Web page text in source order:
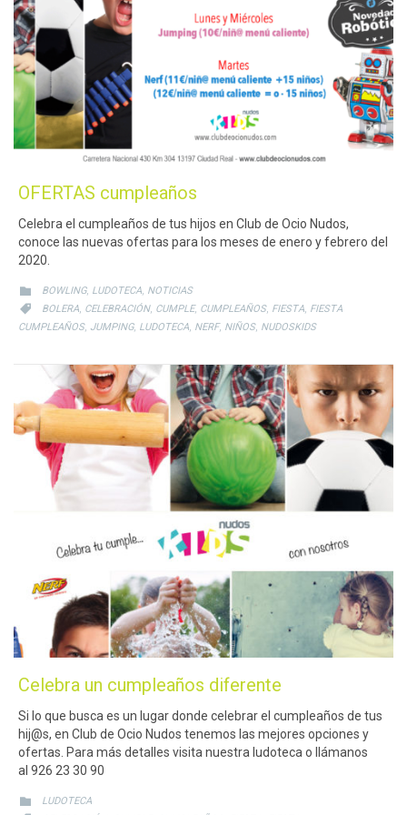
OFERTAS cumpleaños
Celebra el cumpleaños de tus hijos en Club de Ocio Nudos,
conoce las nuevas ofertas para los meses de enero y febrero del
2020.
 CATEGORY
BOWLING, LUDOTECA, NOTICIAS

CATEGORY
BOLERA, CELEBRACIÓN, CUMPLE, CUMPLEAÑOS, FIESTA, FIESTA
CUMPLEAÑOS, JUMPING, LUDOTECA, NERF, NIÑOS, NUDOSKIDS
Celebra un cumpleaños diferente
Si lo que busca es un lugar donde celebrar el cumpleaños de tus
hij@s, en Club de Ocio Nudos tenemos las mejores opciones y
ofertas. Para más detalles visita nuestra ludoteca o llámanos
al 926 23 30 90
 CATEGORY
LUDOTECA